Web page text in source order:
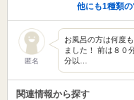
他にも1種類
匿名
お風呂の方は何度
ました！ 前は８０
分以…
関連情報から探す